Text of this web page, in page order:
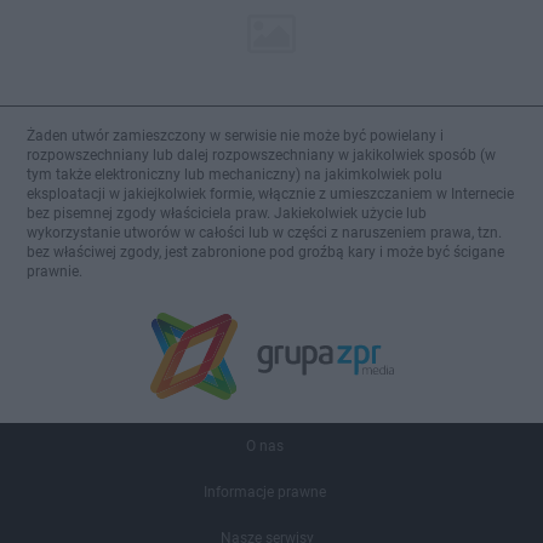
Żaden utwór zamieszczony w serwisie nie może być powielany i
rozpowszechniany lub dalej rozpowszechniany w jakikolwiek sposób (w
tym także elektroniczny lub mechaniczny) na jakimkolwiek polu
eksploatacji w jakiejkolwiek formie, włącznie z umieszczaniem w Internecie
bez pisemnej zgody właściciela praw. Jakiekolwiek użycie lub
wykorzystanie utworów w całości lub w części z naruszeniem prawa, tzn.
bez właściwej zgody, jest zabronione pod groźbą kary i może być ścigane
prawnie.
O nas
Informacje prawne
Nasze serwisy